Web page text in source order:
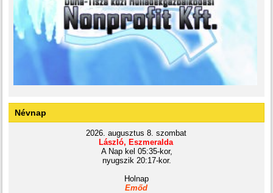
Névnap
2026. augusztus 8. szombat
László, Eszmeralda
A Nap kel 05:35-kor,
nyugszik 20:17-kor.
Holnap
Emőd